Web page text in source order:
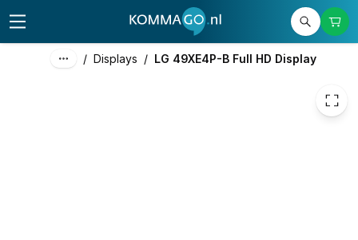
/ Displays / LG 49XE4P-B Full HD Display
excl. btw